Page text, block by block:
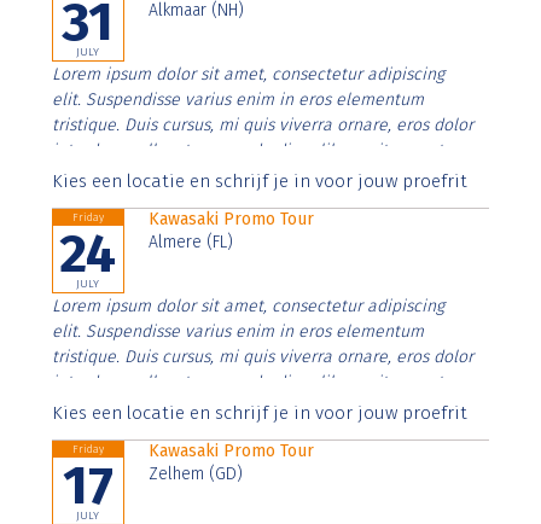
31
JULY
Alkmaar (NH)
Lorem ipsum dolor sit amet, consectetur adipiscing
elit. Suspendisse varius enim in eros elementum
tristique. Duis cursus, mi quis viverra ornare, eros dolor
interdum nulla, ut commodo diam libero vitae erat.
Aenean faucibus nibh et justo cursus id rutrum lorem
Kies een locatie en schrijf je in voor jouw proefrit
Friday
24
JULY
Kawasaki Promo Tour
Almere (FL)
Lorem ipsum dolor sit amet, consectetur adipiscing
elit. Suspendisse varius enim in eros elementum
tristique. Duis cursus, mi quis viverra ornare, eros dolor
interdum nulla, ut commodo diam libero vitae erat.
Aenean faucibus nibh et justo cursus id rutrum lorem
Kies een locatie en schrijf je in voor jouw proefrit
Friday
17
JULY
Kawasaki Promo Tour
Zelhem (GD)